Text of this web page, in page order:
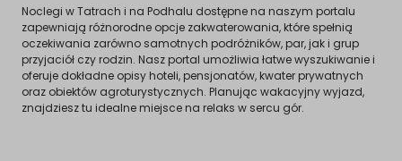
Noclegi w Tatrach i na Podhalu dostępne na naszym portalu
zapewniają różnorodne opcje zakwaterowania, które spełnią
oczekiwania zarówno samotnych podróżników, par, jak i grup
przyjaciół czy rodzin. Nasz portal umożliwia łatwe wyszukiwanie i
oferuje dokładne opisy hoteli, pensjonatów, kwater prywatnych
oraz obiektów agroturystycznych. Planując wakacyjny wyjazd,
znajdziesz tu idealne miejsce na relaks w sercu gór.